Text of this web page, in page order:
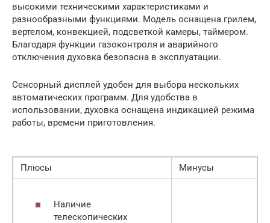
высокими техническими характеристиками и
разнообразными функциями. Модель оснащена грилем,
вертелом, конвекцией, подсветкой камеры, таймером.
Благодаря функции газоконтроля и аварийного
отключения духовка безопасна в эксплуатации.
Сенсорный дисплей удобен для выбора нескольких
автоматических программ. Для удобства в
использовании, духовка оснащена индикацией режима
работы, времени приготовления.
Плюсы Минусы
Наличие
телескопических